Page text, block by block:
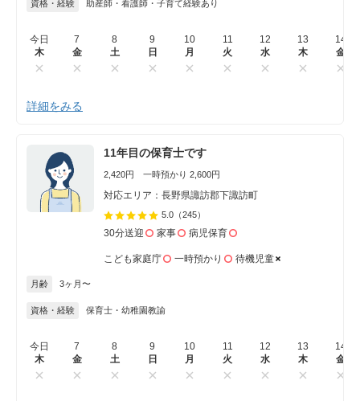
資格・経験 助産師・看護師・子育て経験あり
今日
木
7
金
8
土
9
日
10
月
11
火
12
水
13
木
14
金
詳細をみる
11年目の保育士です
2,420円 一時預かり 2,600円
対応エリア：長野県諏訪郡下諏訪町
5.0 （245）
30分送迎 家事 病児保育
こども家庭庁 一時預かり 待機児童
月齢 3ヶ月〜
資格・経験 保育士・幼稚園教諭
今日
木
7
金
8
土
9
日
10
月
11
火
12
水
13
木
14
金